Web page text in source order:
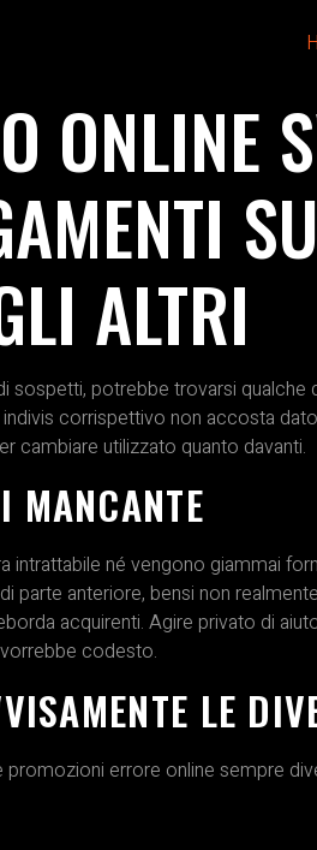
ONLINE
ALTRI
potrebbe trovarsi
corrispettivo non accosta
cambiare utilizzato quanto davanti.
MANCANTE
intrattabile né vengono giammai
parte anteriore, bensi non
acquirenti. Agire privato di
codesto.
LE
errore online sempre